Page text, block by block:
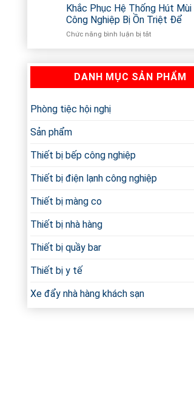
TP.HCM
Có
Tốt
Toàn
Mua
Bếp
Chiên
Điện
Hay
Gas?
Khắc Phục Hệ Thống Hút Mùi
Công Nghiệp Bị Ồn Triệt Để
Chức năng bình luận bị tắt
Hệ
Thống
DANH MỤC SẢN PHẨM
Phòng tiệc hội nghị
Sản phẩm
Thiết bị bếp công nghiệp
Thiết bị điện lạnh công nghiệp
Thiết bị màng co
Thiết bị nhà hàng
Thiết bị quầy bar
Thiết bị y tế
Xe đẩy nhà hàng khách sạn